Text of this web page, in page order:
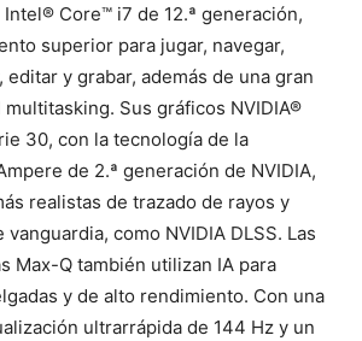
Core™ i7 de 12.ª generación,
superior para jugar, navegar,
y grabar, además de una gran
Sus gráficos NVIDIA®
30, con la tecnología de la
de 2.ª generación de NVIDIA,
realistas de trazado de rayos y
como NVIDIA DLSS. Las
Max-Q también utilizan IA para
y de alto rendimiento. Con una
ultrarrápida de 144 Hz y un